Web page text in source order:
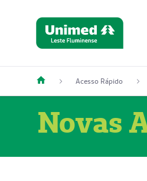
Acesso Rápido
Novas